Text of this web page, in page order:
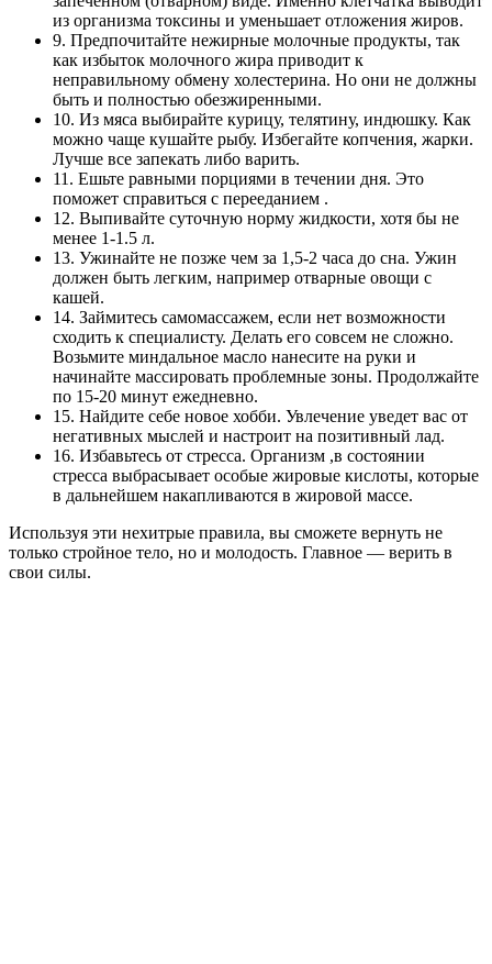
из организма токсины и уменьшает отложения жиров.
9. Предпочитайте нежирные молочные продукты, так
как избыток молочного жира приводит к
неправильному обмену холестерина. Но они не должны
быть и полностью обезжиренными.
10. Из мяса выбирайте курицу, телятину, индюшку. Как
можно чаще кушайте рыбу. Избегайте копчения, жарки.
Лучше все запекать либо варить.
11. Ешьте равными порциями в течении дня. Это
поможет справиться с перееданием .
12. Выпивайте суточную норму жидкости, хотя бы не
менее 1-1.5 л.
13. Ужинайте не позже чем за 1,5-2 часа до сна. Ужин
должен быть легким, например отварные овощи с
кашей.
14. Займитесь самомассажем, если нет возможности
сходить к специалисту. Делать его совсем не сложно.
Возьмите миндальное масло нанесите на руки и
начинайте массировать проблемные зоны. Продолжайте
по 15-20 минут ежедневно.
15. Найдите себе новое хобби. Увлечение уведет вас от
негативных мыслей и настроит на позитивный лад.
16. Избавьтесь от стресса. Организм ,в состоянии
стресса выбрасывает особые жировые кислоты, которые
в дальнейшем накапливаются в жировой массе.
Используя эти нехитрые правила, вы сможете вернуть не
только стройное тело, но и молодость. Главное — верить в
свои силы.